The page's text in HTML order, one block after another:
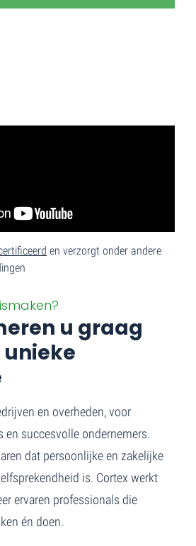
en verzorgt onder andere
u graag
unieke
en overheden, voor
en succesvolle ondernemers.
dat persoonlijke en zakelijke
is. Cortex werkt
ervaren professionals die
én doen.